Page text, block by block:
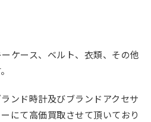
ケース、ベルト、衣類、その他
ンド時計及びブランドアクセサ
にて高価買取させて頂いており